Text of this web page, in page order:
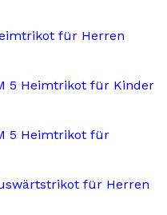
für Herren
5 Heimtrikot für Kinder
5 Heimtrikot für
für Herren